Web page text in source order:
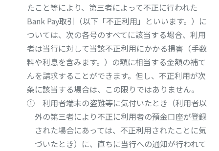
たこと等により、第三者によって不正に行われた
Bank Pay取引（以下「不正利用」といいます。）に
ついては、次の各号のすべてに該当する場合、利用
者は当行に対して当該不正利用にかかる損害（手数
料や利息を含みます。）の額に相当する金額の補て
んを請求することができます。但し、不正利用が次
条に該当する場合は、この限りではありません。
① 利用者端末の盗難等に気付いたとき（利用者以
外の第三者により不正に利用者の預金口座が登録
された場合にあっては、不正利用されたことに気
づいたとき）に、直ちに当行への通知が行われて